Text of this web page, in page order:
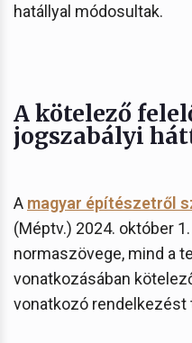
hatállyal módosultak.
A kötelező
jogszabályi
A magyar építészetről
(Méptv.) 2024. október
normaszövege, mind a
vonatkozásában
vonatkozó rendelkezést